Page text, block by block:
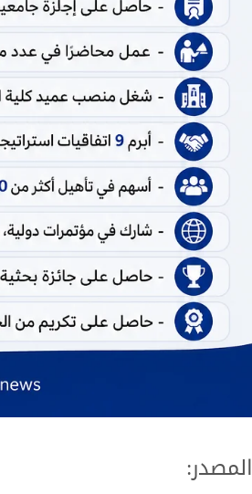
المصدر: